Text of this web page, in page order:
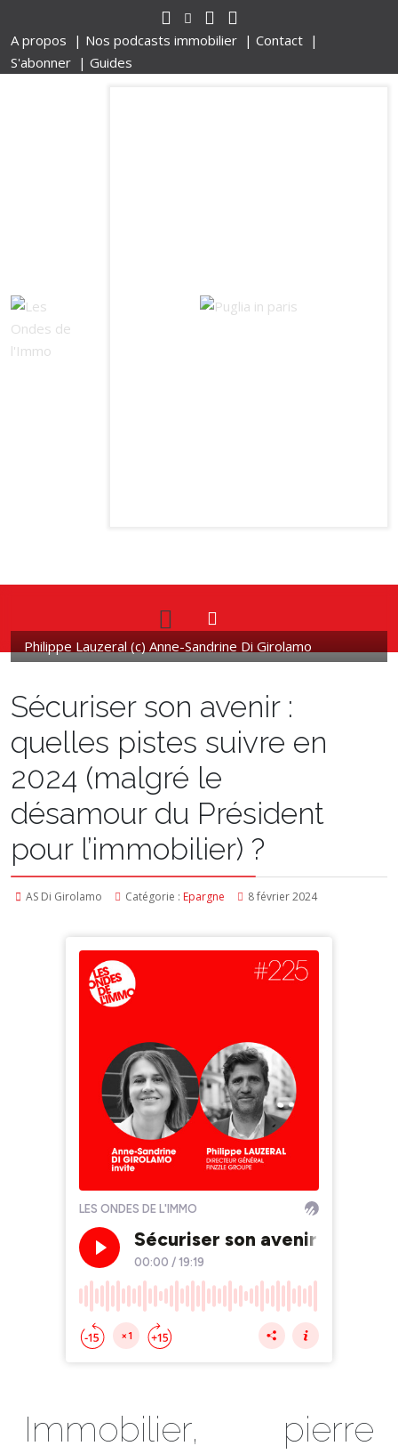
A propos | Nos podcasts immobilier | Contact |
S'abonner | Guides
Philippe Lauzeral (c) Anne-Sandrine Di Girolamo
Sécuriser son avenir :
quelles pistes suivre en
2024 (malgré le
désamour du Président
pour l’immobilier) ?
AS Di Girolamo Catégorie : Epargne 8 février 2024
Immobilier, pierre